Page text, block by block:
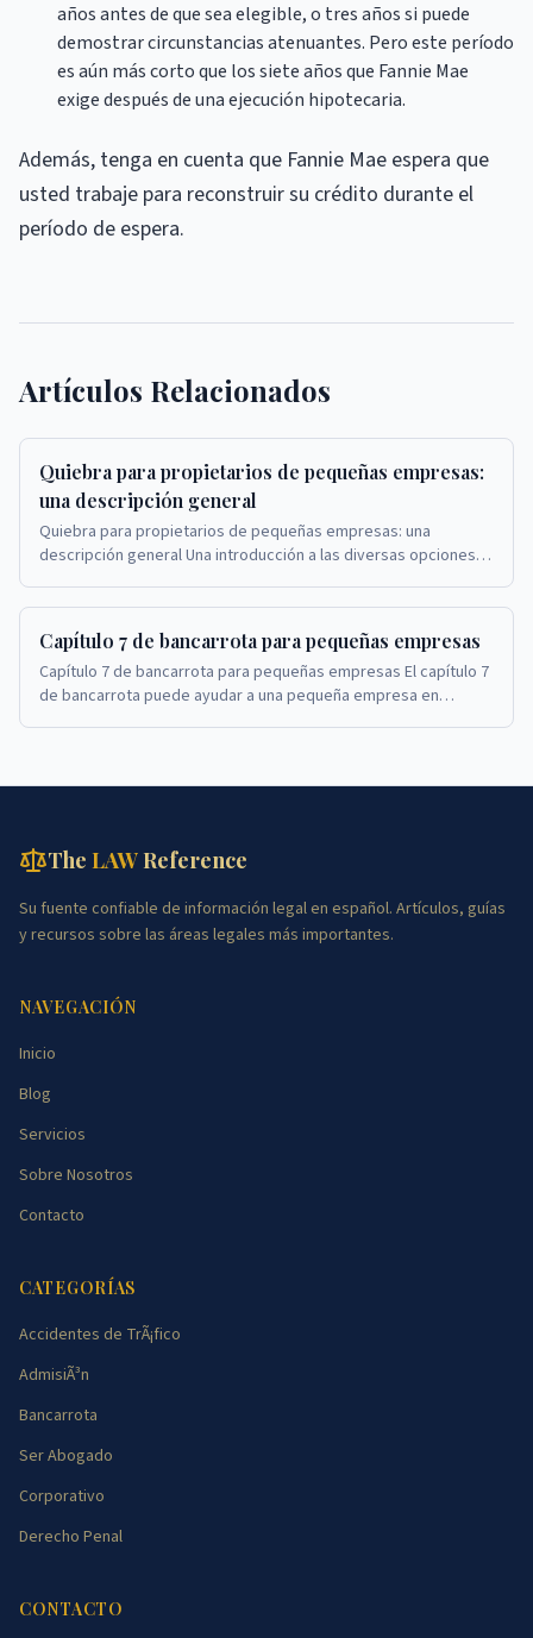
años antes de que sea elegible, o tres años si puede
demostrar circunstancias atenuantes. Pero este período
es aún más corto que los siete años que Fannie Mae
exige después de una ejecución hipotecaria.
Además, tenga en cuenta que Fannie Mae espera que
usted trabaje para reconstruir su crédito durante el
período de espera.
Artículos Relacionados
Quiebra para propietarios de pequeñas empresas:
una descripción general
Quiebra para propietarios de pequeñas empresas: una
descripción general Una introducción a las diversas opciones
Capítulo 7 de bancarrota para pequeñas empresas
Capítulo 7 de bancarrota para pequeñas empresas El capítulo 7
de bancarrota puede ayudar a una pequeña empresa en
The LAWReference
Su fuente confiable de información legal en español. Artículos, guías
y recursos sobre las áreas legales más importantes.
NAVEGACIÓN
Inicio
Blog
Servicios
Sobre Nosotros
Contacto
CATEGORÍAS
Accidentes de TrÃ¡fico
AdmisiÃ³n
Bancarrota
Ser Abogado
Corporativo
Derecho Penal
CONTACTO